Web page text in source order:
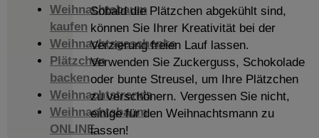
Weihnachtsbaum
kaufen
Weihnachtsgeschenke
Plätzchen
backen
Weihnachtstrends
Weihnachtsbaum
ONLINE
Sobald die Plätzchen abgekühlt sind,
können Sie Ihrer Kreativität bei der
Verzierung freien Lauf lassen.
Verwenden Sie Zuckerguss, Schokolade
oder bunte Streusel, um Ihre Plätzchen
zu verschönern. Vergessen Sie nicht,
einige für den Weihnachtsmann zu
lassen!